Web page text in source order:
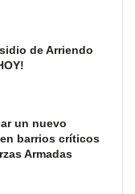
de Arriendo
un nuevo
barrios críticos
Armadas